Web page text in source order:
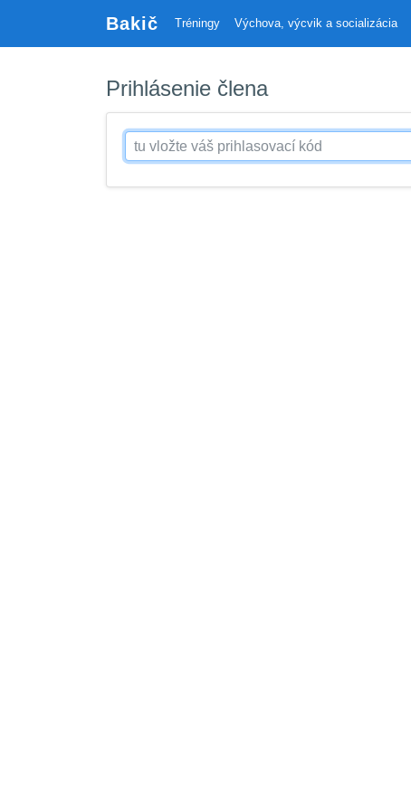
Bakič Tréningy Výchova, výcvik a socializácia
Prihlásenie člena